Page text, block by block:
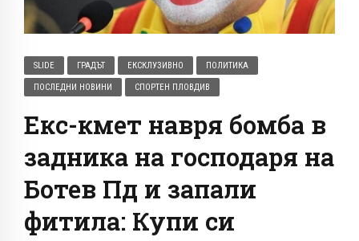
SLIDE ГРАДЪТ ЕКСКЛУЗИВНО ПОЛИТИКА
ПОСЛЕДНИ НОВИНИ СПОРТЕН ПЛОВДИВ
Екс-кмет навря бомба в
задника на господаря на
Ботев Пд и запали
фитила: Купи си